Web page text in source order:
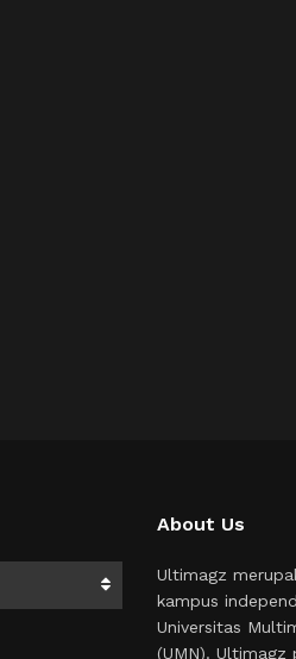
About Us
Ultimagz
kampus
Universitas
(UMN).